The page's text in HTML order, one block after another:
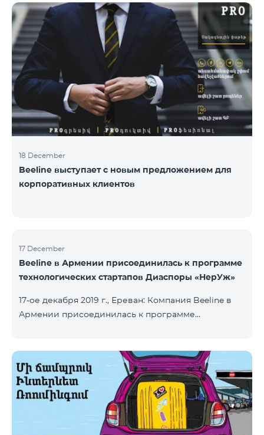
коммуникациям, авторов лучших программ и
идей. «Работа общественных и политических
деятелей, компаний и государственных структур в
центре внимания исследовательской команды
Армянской PR ассоциации. Награждение
проводиться с целью повысить и подчеркнуть
роль PR-специалистов, подчеркнуть важность
обратной
18 December
Beeline выступает с новым предложением для
корпоративных клиентов
17 December
Beeline в Армении присоединилась к программе
технологических стартапов Диаспоры «НерУж»
17-ое декабря 2019 г., Ереван: Компания Beeline в
Армении присоединилась к программе
высокотехнологичной промышленности РА и
офисом главного комиссара по делам диаспоры
РА. Основная цель программы - привлечение
талантливых предпринимателей, инженеров из
диаспоры, стимулирование репатриации, а также
развитие стартап-экосистемы в Армении.